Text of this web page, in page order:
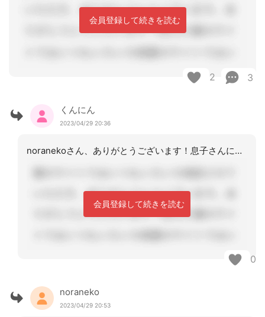
会員登録して続きを読む
2 3
くんにん
2023/04/29 20:36
noranekoさん、ありがとうございます！息子さんにもお手伝いしてもらったらと
会員登録して続きを読む
0
noraneko
2023/04/29 20:53